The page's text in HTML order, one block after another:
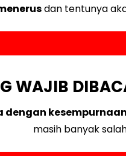
dan tentunya
WAJIB
dengan
masih banyak